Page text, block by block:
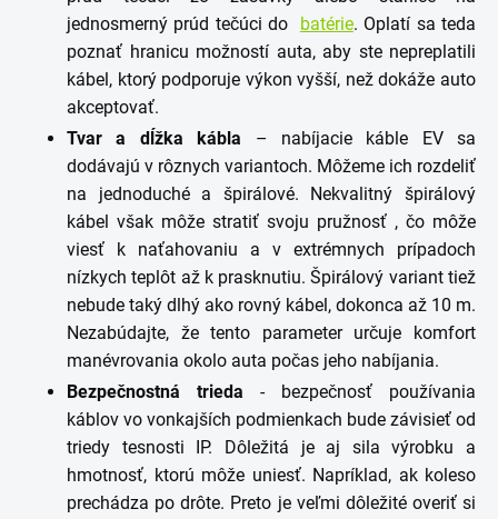
jednosmerný prúd tečúci do batérie. Oplatí sa teda
poznať hranicu možností auta, aby ste nepreplatili
kábel, ktorý podporuje výkon vyšší, než dokáže auto
akceptovať.
Tvar a dĺžka kábla
– nabíjacie káble EV sa
dodávajú v rôznych variantoch. Môžeme ich rozdeliť
na jednoduché a špirálové. Nekvalitný špirálový
kábel však môže stratiť svoju pružnosť , čo môže
viesť k naťahovaniu a v extrémnych prípadoch
nízkych teplôt až k prasknutiu. Špirálový variant tiež
nebude taký dlhý ako rovný kábel, dokonca až 10 m.
Nezabúdajte, že tento parameter určuje komfort
manévrovania okolo auta počas jeho nabíjania.
Bezpečnostná trieda
- bezpečnosť používania
káblov vo vonkajších podmienkach bude závisieť od
triedy tesnosti IP. Dôležitá je aj sila výrobku a
hmotnosť, ktorú môže uniesť. Napríklad, ak koleso
prechádza po drôte. Preto je veľmi dôležité overiť si